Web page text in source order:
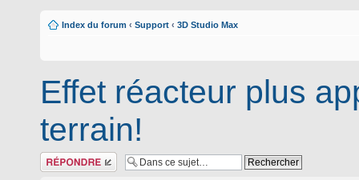
Index du forum ‹ Support ‹ 3D Studio Max
Effet réacteur plus
terrain!
Répondre